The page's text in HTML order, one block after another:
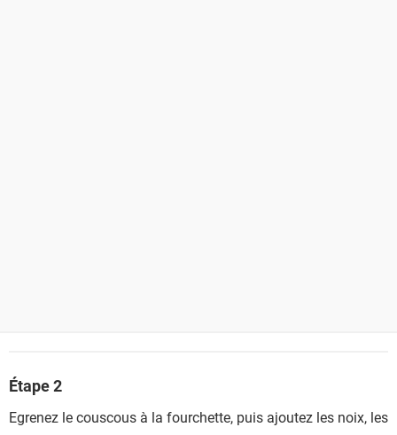
Étape 2
Egrenez le couscous à la fourchette, puis ajoutez les noix, les